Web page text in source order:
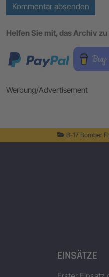
Kommentar absenden
Helfen Sie mit, das Archiv
Werbung/Advertisement
B-17 Bomber
EINSÄTZE